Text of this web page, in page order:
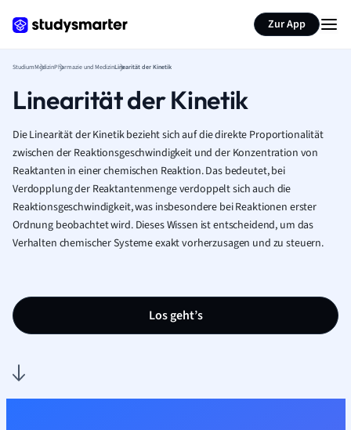
Zur App
StudiumMedizinPharmazie und MedizinLinearität der Kinetik
Linearität der Kinetik
Die Linearität der Kinetik bezieht sich auf die direkte Proportionalität
zwischen der Reaktionsgeschwindigkeit und der Konzentration von
Reaktanten in einer chemischen Reaktion. Das bedeutet, bei
Verdopplung der Reaktantenmenge verdoppelt sich auch die
Reaktionsgeschwindigkeit, was insbesondere bei Reaktionen erster
Ordnung beobachtet wird. Dieses Wissen ist entscheidend, um das
Verhalten chemischer Systeme exakt vorherzusagen und zu steuern.
Los geht’s